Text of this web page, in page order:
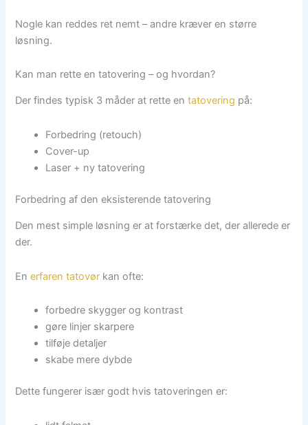
Nogle kan reddes ret nemt – andre kræver en større
løsning.
Kan man rette en tatovering – og hvordan?
Der findes typisk 3 måder at rette entatovering på:
Forbedring (retouch)
Cover-up
Laser + ny tatovering
Forbedring af den eksisterende tatovering
Den mest simple løsning er at forstærke det, der allerede er
der.
Enerfaren tatovør kan ofte:
forbedre skygger og kontrast
gøre linjer skarpere
tilføje detaljer
skabe mere dybde
Dette fungerer især godt hvis tatoveringen er: